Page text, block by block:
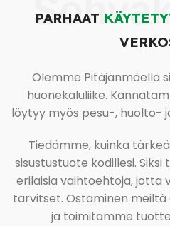
PARHAAT
Olemme Pitäjänmäellä
huonekaluliike.
löytyy myös pesu-, huolto-
Tiedämme, kuinka
sisustustuote kodillesi.
erilaisia vaihtoehtoja, jotta
tarvitset. Ostaminen
ja toimitamme